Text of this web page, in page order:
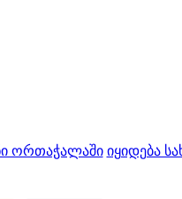
ორთაჭალაში იყიდება